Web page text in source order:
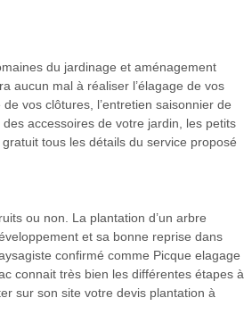
du jardinage et aménagement
aucun mal à réaliser l’élagage de vos
vos clôtures, l’entretien saisonnier de
accessoires de votre jardin, les petits
tous les détails du service proposé
ou non. La plantation d’un arbre
et sa bonne reprise dans
confirmé comme Picque elagage
connait très bien les différentes étapes à
sur son site votre devis plantation à